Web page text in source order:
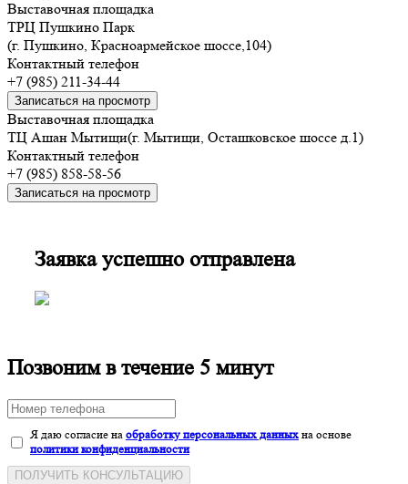
Выставочная площадка
ТРЦ Пушкино Парк
(г. Пушкино, Красноармейское шоссе,104)
Контактный телефон
+7 (985) 211-34-44
Записаться на просмотр
Выставочная площадка
ТЦ Ашан Мытищи(г. Мытищи, Осташковское шоссе д.1)
Контактный телефон
+7 (985) 858-58-56
Записаться на просмотр
Заявка успешно отправлена
Позвоним в течение 5 минут
Я даю согласие на обработку персональных данных на основе
политики конфиденциальности
ПОЛУЧИТЬ КОНСУЛЬТАЦИЮ